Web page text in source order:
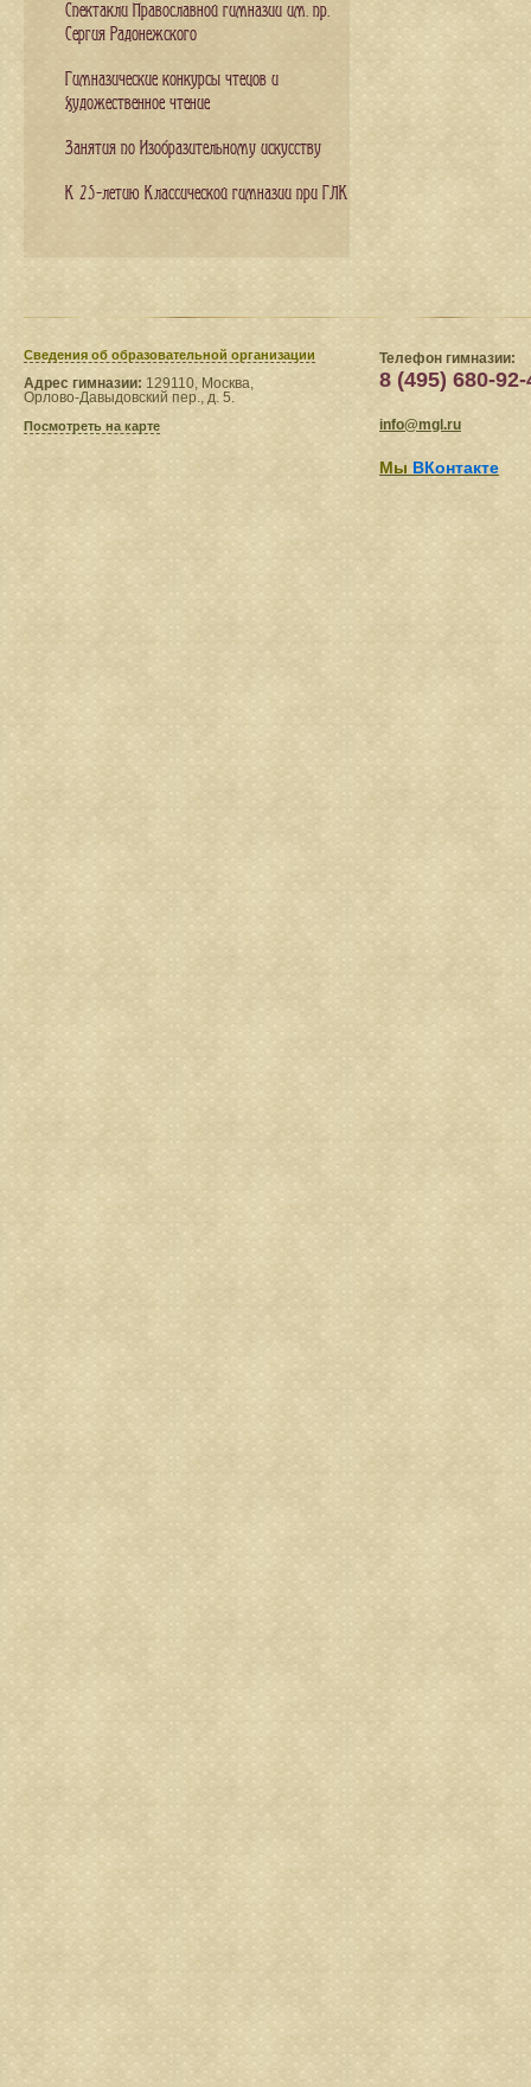
Спектакли Православной гимназии им. пр.
Сергия Радонежского
Гимназические конкурсы чтецов и
художественное чтение
Занятия по Изобразительному искусству
К 25-летию Классической гимназии при ГЛК
Сведения​ об образовательной организации
Адрес гимназии: 129110, Москва,
Орлово-Давыдовский пер., д. 5.
Посмотреть на карте
Телефон гимназии:
8 (495) 680-92-
info@mgl.ru
Мы ВКонтакте